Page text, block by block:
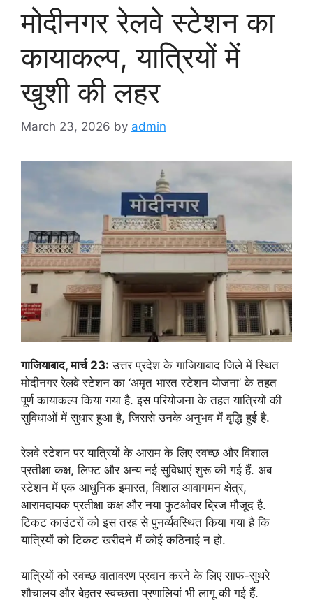
मोदीनगर रेलवे स्टेशन का
कायाकल्प, यात्रियों में
खुशी की लहर
March 23, 2026 by admin
गाजियाबाद, मार्च 23: उत्तर प्रदेश के गाजियाबाद जिले में स्थित
मोदीनगर रेलवे स्टेशन का ‘अमृत भारत स्टेशन योजना’ के तहत
पूर्ण कायाकल्प किया गया है. इस परियोजना के तहत यात्रियों की
सुविधाओं में सुधार हुआ है, जिससे उनके अनुभव में वृद्धि हुई है.
रेलवे स्टेशन पर यात्रियों के आराम के लिए स्वच्छ और विशाल
प्रतीक्षा कक्ष, लिफ्ट और अन्य नई सुविधाएं शुरू की गई हैं. अब
स्टेशन में एक आधुनिक इमारत, विशाल आवागमन क्षेत्र,
आरामदायक प्रतीक्षा कक्ष और नया फुटओवर ब्रिज मौजूद है.
टिकट काउंटरों को इस तरह से पुनर्व्यवस्थित किया गया है कि
यात्रियों को टिकट खरीदने में कोई कठिनाई न हो.
यात्रियों को स्वच्छ वातावरण प्रदान करने के लिए साफ-सुथरे
शौचालय और बेहतर स्वच्छता प्रणालियां भी लागू की गई हैं.